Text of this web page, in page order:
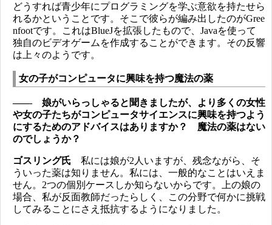
どうすれば青少年にプログラミングを学ぶ意欲を持たせら
れるかということです。そこで彼らが編み出したのがGree
nfootです。これはBlueJを拡張したもので、Javaを使って
独自のビデオゲームを作成することができます。その反響
は上々のようです。
女の子がコンピュータに興味を持つ魔法の薬
―― 娘がいらっしゃると聞きましたが、より多くの女性
や女の子たちがコンピュータサイエンスに興味を持つよう
にするためのアドバイスはありますか？ 魔法の薬はない
のでしょうか？
ゴスリング氏 私には娘が2人いますが、残念ながら、そ
ういった薬は知りません。私には、一般的なことはいえま
せん。2つの個別ケースしか知らないからです。上の娘の
場合、私が反面教師だったらしく、この分野で何かに挑戦
してみることにさえ抵抗するようになりました。